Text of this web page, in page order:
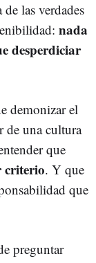
las verdades
nada
desperdiciar
demonizar el
de una cultura
que
criterio. Y que
que
preguntar